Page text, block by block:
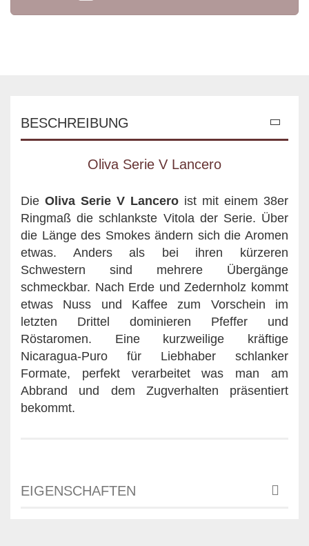
BESCHREIBUNG
Oliva Serie V Lancero
Die Oliva Serie V Lancero ist mit einem 38er
Ringmaß die schlankste Vitola der Serie. Über
die Länge des Smokes ändern sich die Aromen
etwas. Anders als bei ihren kürzeren
Schwestern sind mehrere Übergänge
schmeckbar. Nach Erde und Zedernholz kommt
etwas Nuss und Kaffee zum Vorschein im
letzten Drittel dominieren Pfeffer und
Röstaromen. Eine kurzweilige kräftige
Nicaragua-Puro für Liebhaber schlanker
Formate, perfekt verarbeitet was man am
Abbrand und dem Zugverhalten präsentiert
bekommt.
EIGENSCHAFTEN